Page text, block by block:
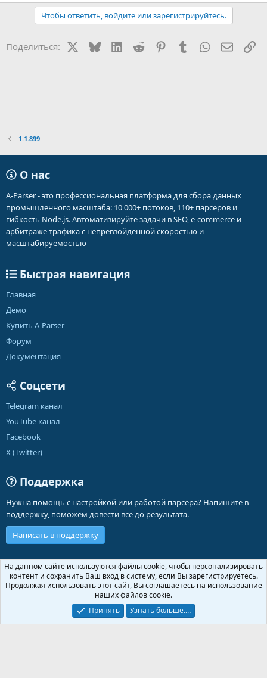
Чтобы ответить, войдите или зарегистрируйтесь.
Поделиться: BlueskyLinkedIn
Reddit PinterestTumblr WhatsApp
1.1.899
О нас
A-Parser - это профессиональная платформа для сбора данных
промышленного масштаба: 10 000+ потоков, 110+ парсеров и
гибкость Node.js. Автоматизируйте задачи в SEO, e-commerce и
арбитраже трафика с непревзойденной скоростью и
масштабируемостью
Быстрая навигация
Главная
Демо
Купить A-Parser
Форум
Документация
Соцсети
Telegram канал
YouTube канал
Facebook
X (Twitter)
Поддержка
Нужна помощь с настройкой или работой парсера? Напишите в
поддержку, поможем довести все до результата.
Написать в поддержку
Russian (RU)
Обратная связь
Условия и правила
Политика конфиденциальности
Помощь
Community platform by XenForo ® © 2010-2026 XenForo Ltd.
На данном сайте используются файлы cookie, чтобы персонализировать
контент и сохранить Ваш вход в систему, если Вы зарегистрируетесь.
Продолжая использовать этот сайт, Вы соглашаетесь на использование
наших файлов cookie.
Принять
Узнать больше.…